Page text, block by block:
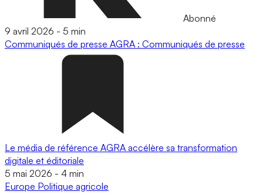
Abonné
9 avril 2026 - 5 min
Communiqués de presse AGRA : Communiqués de presse
Le média de référence AGRA accélère sa transformation
digitale et éditoriale
5 mai 2026 - 4 min
Europe Politique agricole